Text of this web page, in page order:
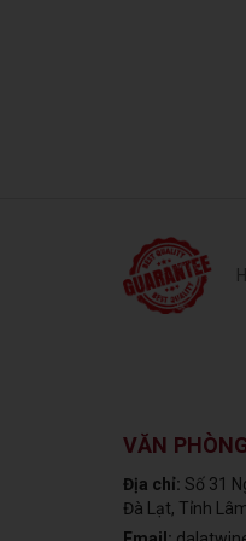
VĂN
Địa chỉ: Số 31
Đà Lạt, Tỉnh